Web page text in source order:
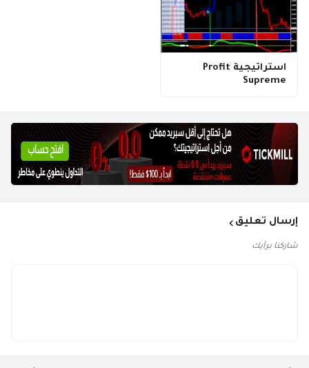
استراتيجية Profit
Supreme
إرسال تعليق
شاركنا برأيك